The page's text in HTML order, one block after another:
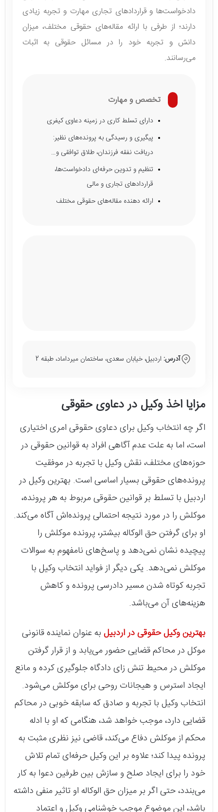
دادخواست‌ها و قرارداد‌های تجاری مهارت و تجربه زیادی
دارند؛ از طرفی با ارائه مقاله‌های حقوقی مختلف، میزان
دانش و تجربه خود را در مسائل حقوقی به اثبات
می‌رسانند.
تخصص و مهارت
دارای تسلط کاری در زمینه دعاوی کیفری
پیگیری و رسیدگی به پرونده‌های نظیر:
دریافت نفقه فرزندان، طلاق توافقی و…
تنظیم و تدوین حرفه‌ای دادخواست‌ها،
قراردادهای تجاری و مالی
ارائه دهنده مقاله‌های حقوقی مختلف
آدرس: اردبیل، خیابان سعدی، ساختمان میرداماد، طبقه 2
مزایا اخذ وکیل در دعاوی حقوقی
اگر چه انتخاب وکیل برای دعاوی حقوقی امری اختیاری
است، اما به علت عدم آگاهی افراد به قوانین حقوقی در
حوزه‌های مختلف، نقش وکیل با تجربه در موفقیت
پرونده‌های حقوقی بسیار اساسی است. بهترین وکیل در
اردبیل با تسلط بر قوانین حقوقی مربوط به هر پرونده،
موکلش را در مورد نتیجه احتمالی پرونده‌اش آگاه می‌کند.
او برای گرفتن حق الوکاله بیشتر، پرونده موکلش را
پیچیده نشان نمی‌دهد و پاسخ‌های نامفهوم به سوالات
موکلش نمی‌دهد. یکی دیگر از فواید انتخاب وکیل با
تجربه کوتاه شدن مسیر دادرسی پرونده و کاهش
هزینه‌های آن می‌باشد.
بهترین وکیل حقوقی در اردبیل به عنوان نماینده قانونی
موکل در محاکم قضایی حضور می‌یابد و از قرار گرفتن
موکلش در محیط تنش زای دادگاه جلوگیری کرده و مانع
ایجاد استرس و هیجانات روحی برای موکلش می‌شود.
انتخاب وکیل با تجربه و صادق که سابقه خوبی در محاکم
قضایی دارد، موجب خواهد شد، هنگامی که او با ادله
محکم از موکلش دفاع می‌کند، قاضی نیز نظری مثبت به
پرونده پیدا کند؛ علاوه بر این وکیل حرفه‌ای تمام تلاش
خود را برای ایجاد صلح و سازش بین طرفین دعوا به کار
می‌بندد، حتی اگر بر میزان حق الوکاله او تاثیر منفی داشته
باشد، این موضوع موجب خوشنامی وکیل و اعتماد